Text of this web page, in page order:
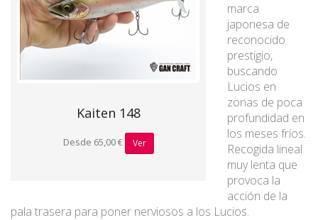
Kaiten 148
Desde 65,00 € Ver
marca
japonesa de
reconocido
prestigio,
buscando
Lucios en
zonas de poca
profundidad en
los meses fríos.
Recogida lineal
muy lenta que
provoca la
acción de la
pala trasera para poner nerviosos a los Lucios.